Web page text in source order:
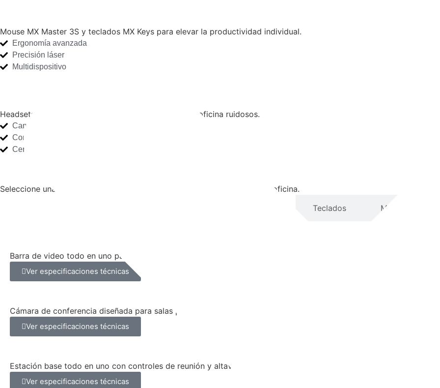
Mouse MX Master 3S y teclados MX Keys para elevar la productividad individual.
Ergonomía avanzada
Precisión láser
Multidispositivo
Headsets Zone Wireless diseñados para entornos de oficina ruidosos.
Cancelación activa de ruido
Confort superior
Certificación Teams/Zoom
Seleccione una categoría para explorar el hardware que transformará su oficina.
Teclados Mouse y
Barra de video todo en uno para salas medianas y grandes.
Ver especificaciones técnicas
Cámara de conferencia diseñada para salas pequeñas y huddle rooms.
Ver especificaciones técnicas
Estación base todo en uno con controles de reunión y altavoz.
Ver especificaciones técnicas